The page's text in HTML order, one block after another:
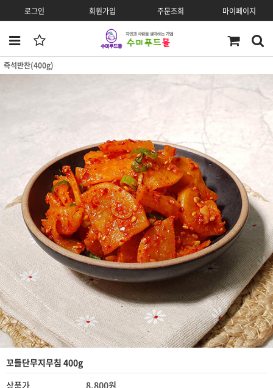
로그인 회원가입 주문조회 마이페이지
즉석반찬(400g)
꼬들단무지무침 400g
상품가
8,800원